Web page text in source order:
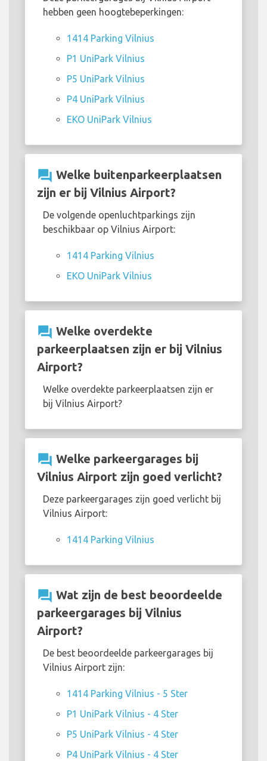
hebben geen hoogtebeperkingen:
1414 Parking Vilnius
P1 UniPark Vilnius
P5 UniPark Vilnius
P4 UniPark Vilnius
EKO UniPark Vilnius
question_answer Welke buitenparkeerplaatsen
zijn er bij Vilnius Airport?
De volgende openluchtparkings zijn
beschikbaar op Vilnius Airport:
1414 Parking Vilnius
EKO UniPark Vilnius
question_answer Welke overdekte
parkeerplaatsen zijn er bij Vilnius
Airport?
Welke overdekte parkeerplaatsen zijn er
bij Vilnius Airport?
question_answer Welke parkeergarages bij
Vilnius Airport zijn goed verlicht?
Deze parkeergarages zijn goed verlicht bij
Vilnius Airport:
1414 Parking Vilnius
question_answer Wat zijn de best beoordeelde
parkeergarages bij Vilnius
Airport?
De best beoordeelde parkeergarages bij
Vilnius Airport zijn:
1414 Parking Vilnius - 5 Ster
P1 UniPark Vilnius - 4 Ster
P5 UniPark Vilnius - 4 Ster
P4 UniPark Vilnius - 4 Ster